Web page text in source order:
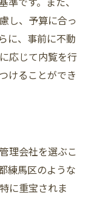
管理術
理
上
し、予算に合っ
に、事前に不動
応じて内覧を行
けることができ
理会社を選ぶこ
練馬区のような
に重宝されま